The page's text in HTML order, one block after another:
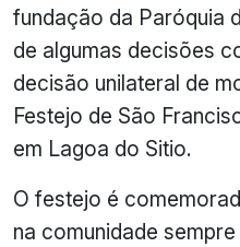
fundação da Paróquia
de algumas decisões
decisão unilateral de
Festejo de São
em Lagoa do Sitio.
O festejo é
na comunidade